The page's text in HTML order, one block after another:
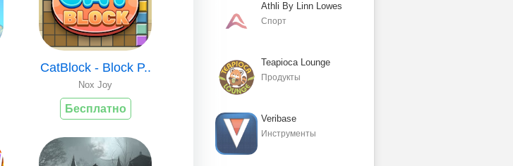
CatBlock - Block P..
Nox Joy
Бесплатно
Athli By Linn Lowes
Спорт
Teapioca Lounge
Продукты
Veribase
Инструменты